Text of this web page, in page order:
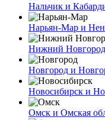
Нальчик и
Нарьян-Мар и
Нижний Новгород
Новгород и
Новосибирск и
Омск и Омская